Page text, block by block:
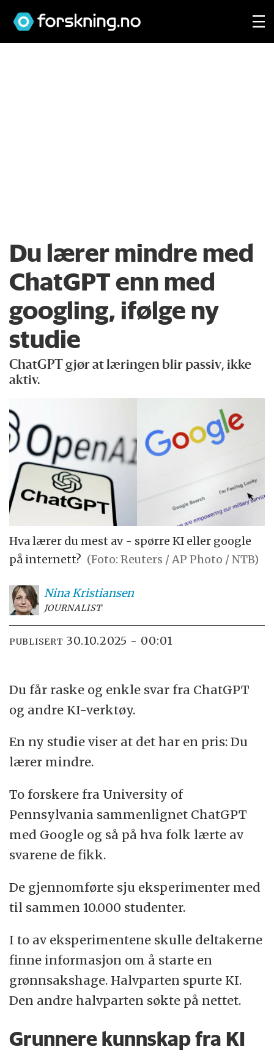
Du lærer mindre med
ChatGPT enn med
googling, ifølge ny
studie
ChatGPT gjør at læringen blir passiv, ikke
aktiv.
Hva lærer du mest av - spørre KI eller google
på internett? (Foto: Reuters / AP Photo / NTB)
NinaKristiansen
JOURNALIST
PUBLISERT 30.10.2025 - 00:01
Du får raske og enkle svar fra ChatGPT
og andre KI-verktøy.
En ny studie viser at det har en pris: Du
lærer mindre.
To forskere fra University of
Pennsylvania sammenlignet ChatGPT
med Google og så på hva folk lærte av
svarene de fikk.
De gjennomførte sju eksperimenter med
til sammen 10.000 studenter.
I to av eksperimentene skulle deltakerne
finne informasjon om å starte en
grønnsakshage. Halvparten spurte KI.
Den andre halvparten søkte på nettet.
Grunnere kunnskap fra KI